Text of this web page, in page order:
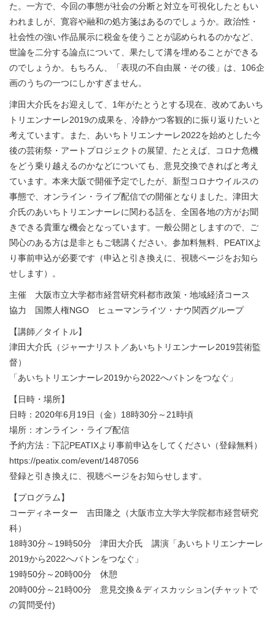
た。一方で、 今回の事態が社会の分断と対立を可視化したともい
われましが、 寛容や融和の処方箋はあるのでしょうか。政治性・
社会性の強い作品展示に税金を使うことが認められるのかなど、
世論を二分する論点について、 果たして溝を埋めることができる
のでしょうか。もちろん、「表現の不自由展・その後」は、 106企
画のうちの一つにしかすぎません。
津田大介氏をお迎えして、 1年がたとうとする現在、 改めてあいち
トリエンナーレ2019の成果を、 冷静かつ客観的に振り返りたいと
考えています。また、 あいちトリエンナーレ2022を始めとした今
後の芸術祭・ アートプロジェクトの展望、たとえば、
コロナ危機
をどう乗り越えるのかなどについても、 意見交換できればと考え
ています。本来大阪で開催予定でしたが、 新型コロナウイルスの
事態で、オンライン・ ライブ配信での開催となりました。 津田大
介氏のあいちトリエンナーレに関わる話を、 全国各地の方がお聞
きできる貴重な機会となっています。 一般公開としますので、
ご
関心のある方は是非ともご聴講ください。参加料無料、 PEATIXよ
り事前申込が必要です（申込と引き換えに、 視聴ページをお知ら
せします）。
主催 大阪市立大学都市経営研究科都市政策・地域経済コース
協力 国際人権NGO ヒューマンライツ・ナウ関西グループ
【講師／タイトル】
津田大介氏（ジャーナリスト／あいちトリエンナーレ2019芸術監
督）
「あいちトリエンナーレ2019から2022へバトンをつなぐ」
【日時・場所】
日時：2020年6月19日（金）18時30分～21時頃
場所：オンライン・ライブ配信
予約方法：下記PEATIXより事前申込をしてください（登録無料）
https://peatix.com/event/1487056
登録と引き換えに、視聴ページをお知らせします。
【プログラム】
コーディネーター 吉田隆之（大阪市立大学大学院都市経営研究
科）
18時30分～19時50分 津田大介氏 講演「あいちトリエンナーレ
2019から2022へバトンをつなぐ」
19時50分～20時00分 休憩
20時00分～21時00分 意見交換＆ディスカッション(チャットで
の質問受付)